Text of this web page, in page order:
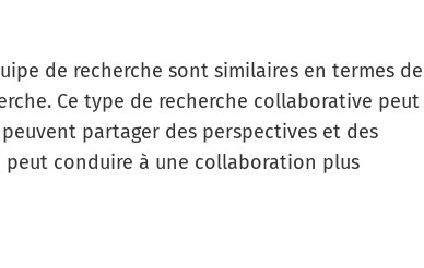
de recherche sont similaires en termes de
Ce type de recherche collaborative peut
partager des perspectives et des
peut conduire à une collaboration plus